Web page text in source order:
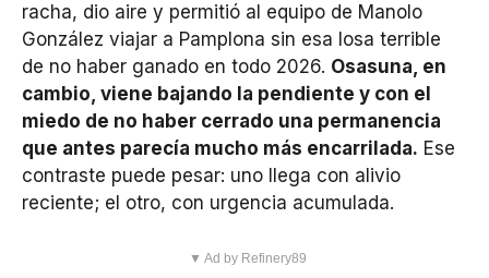
racha, dio aire y permitió al equipo de Manolo
González viajar a Pamplona sin esa losa terrible
de no haber ganado en todo 2026. Osasuna, en
cambio, viene bajando la pendiente y con el
miedo de no haber cerrado una permanencia
que antes parecía mucho más encarrilada. Ese
contraste puede pesar: uno llega con alivio
reciente; el otro, con urgencia acumulada.
▼ Ad by Refinery89